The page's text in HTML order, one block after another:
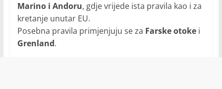
Marino i Andoru, gdje vrijede ista pravila kao i za
kretanje unutar EU.
Posebna pravila primjenjuju se za Farske otokei
Grenland.